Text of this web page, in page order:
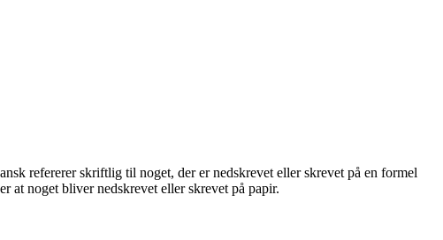
refererer skriftlig til noget, der er nedskrevet eller skrevet på en formel
noget bliver nedskrevet eller skrevet på papir.